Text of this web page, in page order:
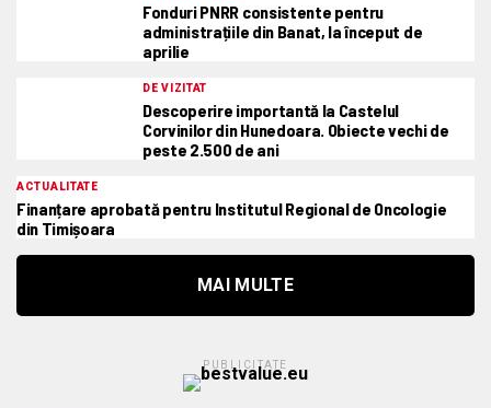
Fonduri PNRR consistente pentru
administrațiile din Banat, la început de
aprilie
DE VIZITAT
Descoperire importantă la Castelul
Corvinilor din Hunedoara. Obiecte vechi de
peste 2.500 de ani
ACTUALITATE
Finanțare aprobată pentru Institutul Regional de Oncologie
din Timișoara
MAI MULTE
PUBLICITATE